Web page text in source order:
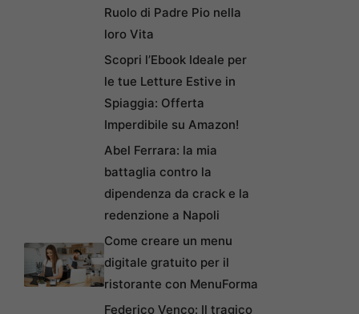
Ruolo di Padre Pio nella
loro Vita
Scopri l’Ebook Ideale per
le tue Letture Estive in
Spiaggia: Offerta
Imperdibile su Amazon!
Abel Ferrara: la mia
battaglia contro la
dipendenza da crack e la
redenzione a Napoli
Come creare un menu
digitale gratuito per il
ristorante con MenuForma
Federico Venco: Il tragico